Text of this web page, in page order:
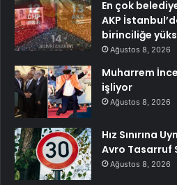
En çok
AKP
birinciliğe
Ağustos 8, 2026
Muharrem
işliyor
Ağustos 8, 2026
Hız Sınırına
Avro Tasarruf
Ağustos 8, 2026